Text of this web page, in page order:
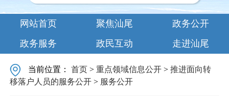
网站首页 聚焦汕尾
政务公开
政务服务
政民互动 走进汕尾
当前位置：首页 >重点领域信息公开 >推进面向转
移落户人员的服务公开 > 服务公开